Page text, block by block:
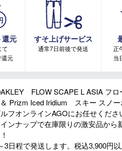
元
て
還元
すそ上げサービス
通常7日前後で発送
正
当
FLOW SCAPE L ASIA フ
Prizm Iced Iridium スキー スノ
フオンラインAGOにお任せくださ
ンナップで在庫限りの激安品か
3日程で発送します。税込3,900円